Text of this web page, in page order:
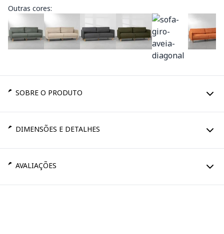
Outras cores:
SOBRE O PRODUTO
DIMENSÕES E DETALHES
AVALIAÇÕES